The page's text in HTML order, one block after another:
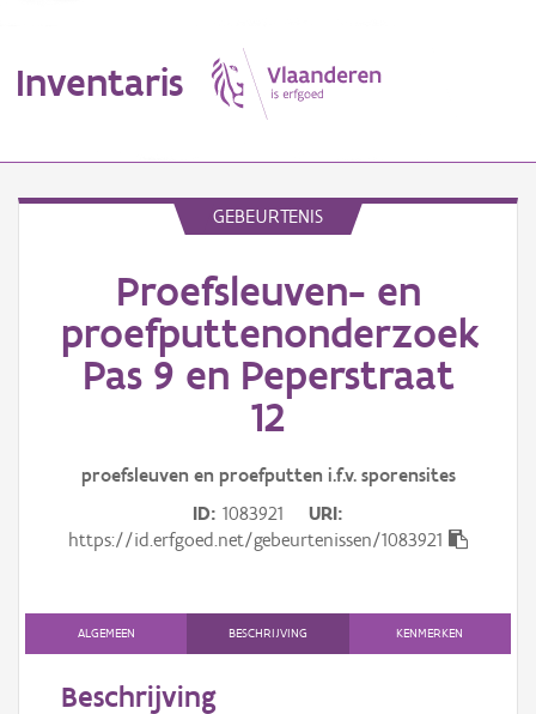
Inventaris
Aanduidingsobject
Waarneming
Persoon of collectief
Hergebruik
Aanmelden
GEBEURTENIS
Proefsleuven- en
proefputtenonderzoek
Pas 9 en Peperstraat
12
proefsleuven en proefputten i.f.v. sporensites
ID 1083921
URI
https://id.erfgoed.net/gebeurtenissen/1083921
ALGEMEEN BESCHRIJVING KENMERKEN
Beschrijving